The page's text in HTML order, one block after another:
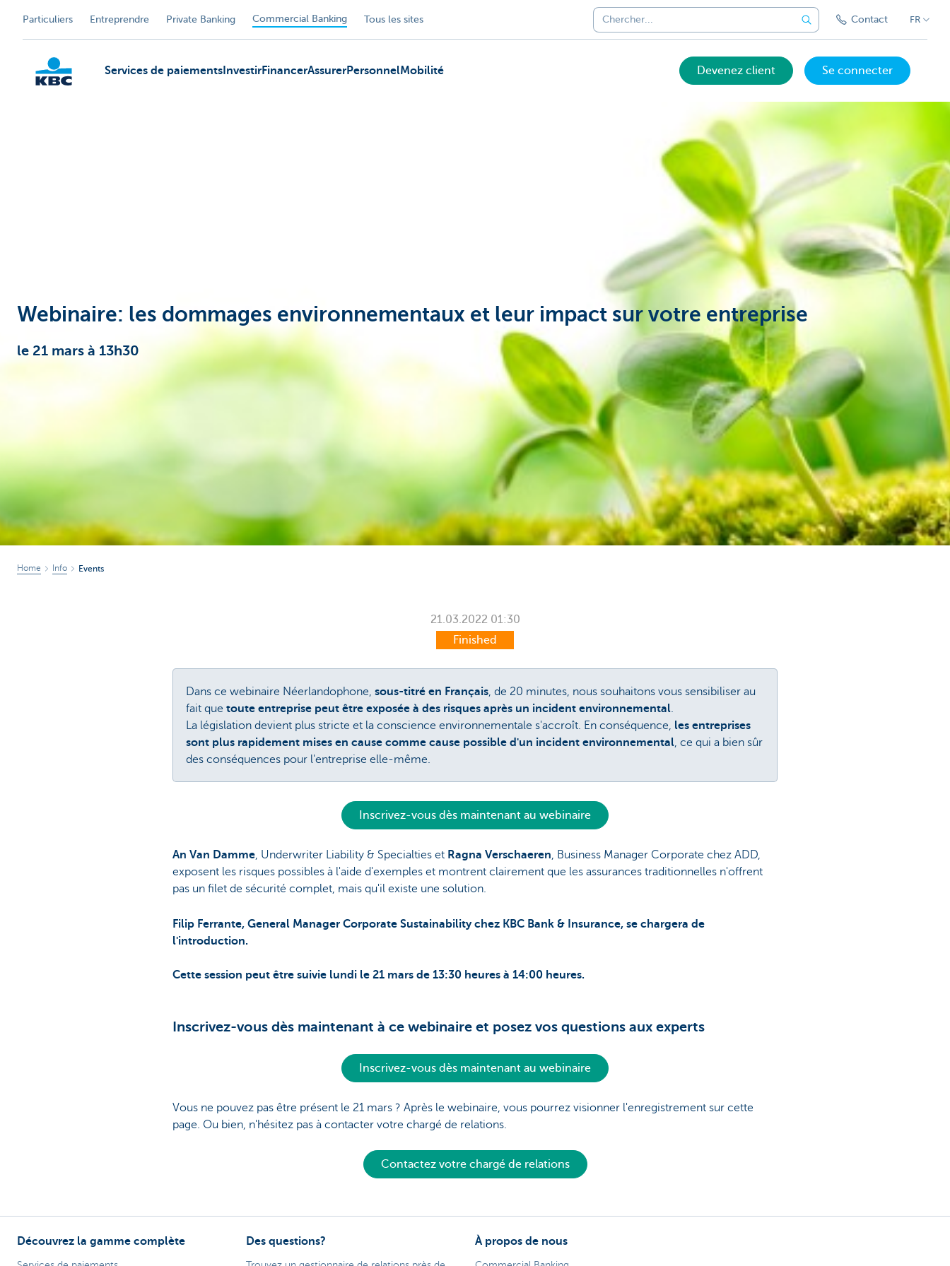
Particuliers Entreprendre Private Banking Commercial Banking Tous les sites Contact FR
Corporate
Services de paiements InvestirFinancerAssurerPersonnelMobilité Devenez client Se connecter
Webinaire: les dommages environnementaux et leur impact sur votre entreprise
le 21 mars à 13h30
Home Info Events
21.03.2022 01:30
Finished
Dans ce webinaire Néerlandophone, sous-titré en Français , de 20 minutes, nous souhaitons vous sensibiliser au
fait que toute entreprise peut être exposée à des risques après un incident environnemental
La législation devient plus stricte et la conscience environnementale s'accroît. En conséquence, les entreprises
sont plus rapidement mises en cause comme cause possible d'un incident environnemental , ce qui a bien sûr
des conséquences pour l'entreprise elle-même.
Inscrivez-vous dès maintenant au webinaire
An Van Damme, Underwriter Liability & Specialties et Ragna Verschaeren, Business Manager Corporate chez ADD,
exposent les risques possibles à l'aide d'exemples et montrent clairement que les assurances traditionnelles n'offrent
pas un filet de sécurité complet, mais qu'il existe une solution.
Filip Ferrante, General Manager Corporate Sustainability chez KBC Bank & Insurance, se chargera de
l'introduction.
Cette session peut être suivie lundi le 21 mars de 13:30 heures à 14:00 heures.
Inscrivez-vous dès maintenant à ce webinaire et posez vos questions aux experts
Inscrivez-vous dès maintenant au webinaire
Vous ne pouvez pas être présent le 21 mars ? Après le webinaire, vous pourrez visionner l'enregistrement sur cette
page. Ou bien, n'hésitez pas à contacter votre chargé de relations.
Contactez votre chargé de relations
Découvrez la gamme complète Des questions? À propos de nous